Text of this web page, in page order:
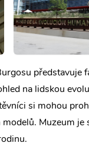
představuje
na lidskou
si mohou
Muzeum